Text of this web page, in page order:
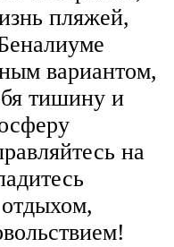
пляжей,
вариантом,
тишину и
на